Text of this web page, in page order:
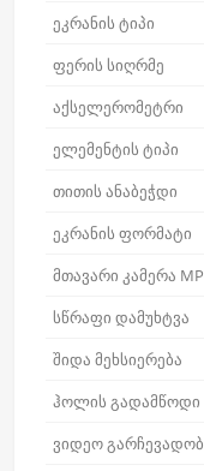
ეკრანის ტიპი
ფერის სიღრმე
აქსელერომეტრი
ელემენტის ტიპი
თითის ანაბეჭდი
ეკრანის ფორმატი
მთავარი კამერა MP
სწრაფი დამუხტვა
შიდა მეხსიერება
ჰოლის გადამწოდი
ვიდეო